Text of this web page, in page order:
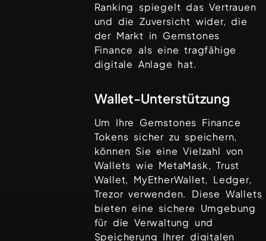
Ranking spiegelt das Vertrauen
und die Zuversicht wider, die
der Markt in Gemstones
Finance als eine tragfähige
digitale Anlage hat.
Wallet-Unterstützung
Um Ihre Gemstones Finance
Tokens sicher zu speichern,
können Sie eine Vielzahl von
Wallets wie MetaMask, Trust
Wallet, MyEtherWallet, Ledger,
Trezorverwenden. Diese Wallets
bieten eine sichere Umgebung
für die Verwaltung und
Speicherung Ihrer digitalen